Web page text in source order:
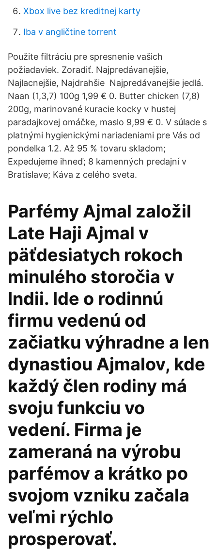
Xbox live bez kreditnej karty
Iba v angličtine torrent
Použite filtráciu pre spresnenie vašich
požiadaviek. Zoradiť. Najpredávanejšie,
Najlacnejšie, Najdrahšie Najpredávanejšie jedlá.
Naan (1,3,7) 100g 1,99 € 0. Butter chicken (7,8)
200g, marinované kuracie kocky v hustej
paradajkovej omáčke, maslo 9,99 € 0. V súlade s
platnými hygienickými nariadeniami pre Vás od
pondelka 1.2. Až 95 % tovaru skladom;
Expedujeme ihneď; 8 kamenných predajní v
Bratislave; Káva z celého sveta.
Parfémy Ajmal založil
Late Haji Ajmal v
päťdesiatych rokoch
minulého storočia v
Indii. Ide o rodinnú
firmu vedenú od
začiatku výhradne a len
dynastiou Ajmalov, kde
každý člen rodiny má
svoju funkciu vo
vedení. Firma je
zameraná na výrobu
parfémov a krátko po
svojom vzniku začala
veľmi rýchlo
prosperovať.